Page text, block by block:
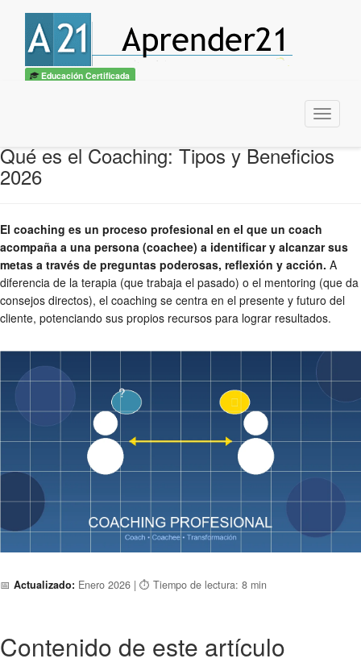
Educación Certificada
Menu
Qué es el Coaching: Tipos y Beneficios
2026
El coaching es un proceso profesional en el que un coach
acompaña a una persona (coachee) a identificar y alcanzar sus
metas a través de preguntas poderosas, reflexión y acción. A
diferencia de la terapia (que trabaja el pasado) o el mentoring (que da
consejos directos), el coaching se centra en el presente y futuro del
cliente, potenciando sus propios recursos para lograr resultados.
📅 Actualizado: Enero 2026 | ⏱️ Tiempo de lectura: 8 min
Contenido de este artículo